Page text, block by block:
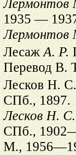
1935 —
ЛесажА. Р.
Перевод В.
Лесков Н.
СПб., 1897.
Лесков Н. С.
СПб.,
М.,